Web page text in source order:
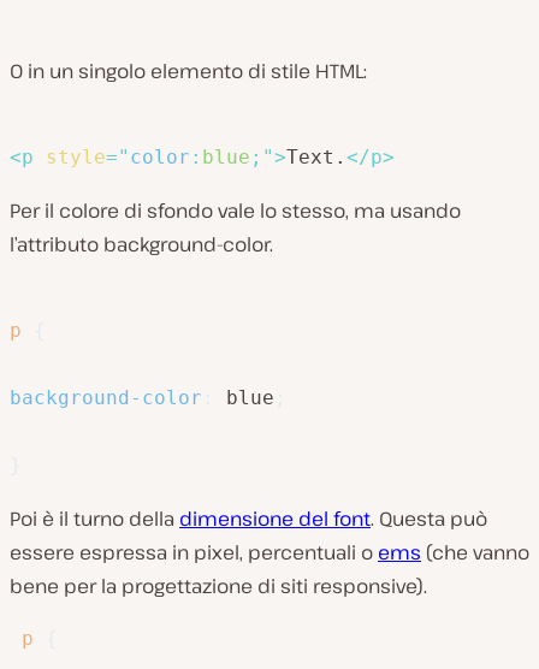
O in un singolo elemento di stile HTML:
<p style=" color : blue ; ">Text. </p>
Per il colore di sfondo vale lo stesso, ma usando
l’attributo background-color.
p
background-color blue
Poi è il turno della dimensione del font. Questa può
essere espressa in pixel, percentuali o ems (che vanno
bene per la progettazione di siti responsive).
p